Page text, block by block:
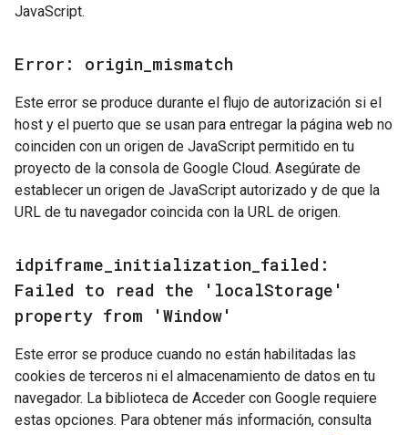
JavaScript.
Error: origin mismatch
Este error se produce durante el flujo de autorización si el
host y el puerto que se usan para entregar la página web no
coinciden con un origen de JavaScript permitido en tu
proyecto de la consola de Google Cloud. Asegúrate de
establecer un origen de JavaScript autorizado y de que la
URL de tu navegador coincida con la URL de origen.
idpiframe initialization failed:
Failed to read the 'localStorage'
property from 'Window'
Este error se produce cuando no están habilitadas las
cookies de terceros ni el almacenamiento de datos en tu
navegador. La biblioteca de Acceder con Google requiere
estas opciones. Para obtener más información, consulta